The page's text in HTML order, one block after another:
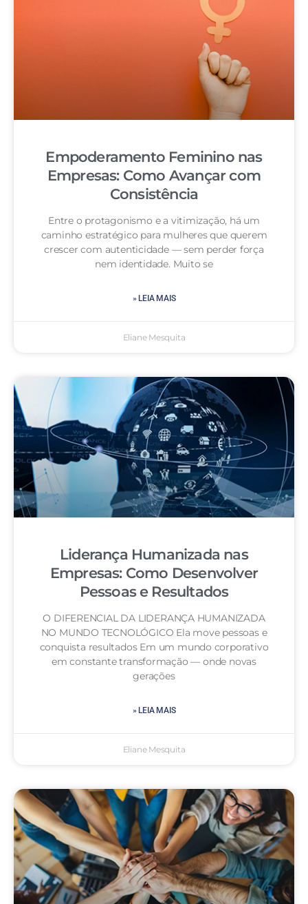
Empoderamento Feminino nas
Empresas: Como Avançar com
Consistência
Entre o protagonismo e a vitimização, há um
caminho estratégico para mulheres que querem
crescer com autenticidade — sem perder força
nem identidade. Muito se
» LEIA MAIS
Eliane Mesquita
Liderança Humanizada nas
Empresas: Como Desenvolver
Pessoas e Resultados
O DIFERENCIAL DA LIDERANÇA HUMANIZADA
NO MUNDO TECNOLÓGICO Ela move pessoas e
conquista resultados Em um mundo corporativo
em constante transformação — onde novas
gerações
» LEIA MAIS
Eliane Mesquita